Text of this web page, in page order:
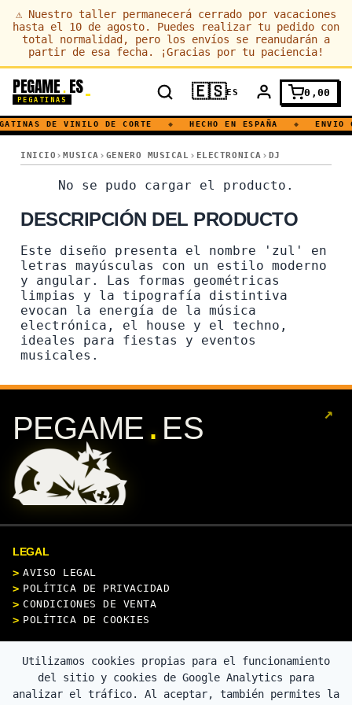
⚠ Nuestro taller permanecerá cerrado por vacaciones
hasta el 10 de agosto. Puedes realizar tu pedido con
total normalidad, pero los envíos se reanudarán a
partir de esa fecha. ¡Gracias por tu paciencia!
PEGAME. ES
PEGATINAS 🇪🇸ES 0,00
DE VINILO DE CORTE ◆ HECHO EN ESPAÑA ◆ ENVIO
INICIO MUSICA GENERO MUSICAL ELECTRONICA DJ
ZUL · HOUSE · FIESTA · TECHNO · DJ
ZUL · HOUSE · FIESTA ·
No se pudo cargar el producto.
DESCRIPCIÓN DEL PRODUCTO
Este diseño presenta el nombre 'zul' en
letras mayúsculas con un estilo moderno
y angular. Las formas geométricas
limpias y la tipografía distintiva
evocan la energía de la música
electrónica, el house y el techno,
ideales para fiestas y eventos
musicales.
PEGAME . ES ↗
LEGAL
AVISO LEGAL
POLÍTICA DE PRIVACIDAD
CONDICIONES DE VENTA
POLÍTICA DE COOKIES
Utilizamos cookies propias para el funcionamiento
del sitio y cookies de Google Analytics para
analizar el tráfico. Al aceptar, también permites la